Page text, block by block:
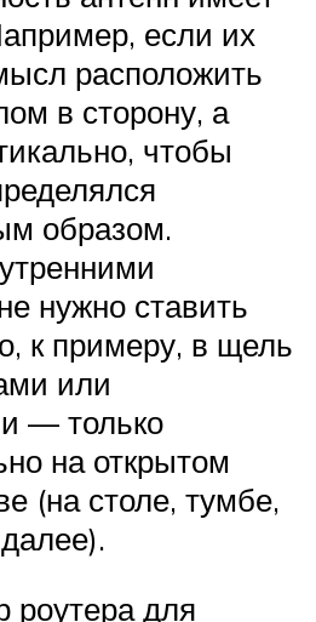
если их
расположить
в сторону, а
чтобы
образом.
нужно ставить
к примеру, в щель
или
— только
на открытом
(на столе, тумбе,
роутера для